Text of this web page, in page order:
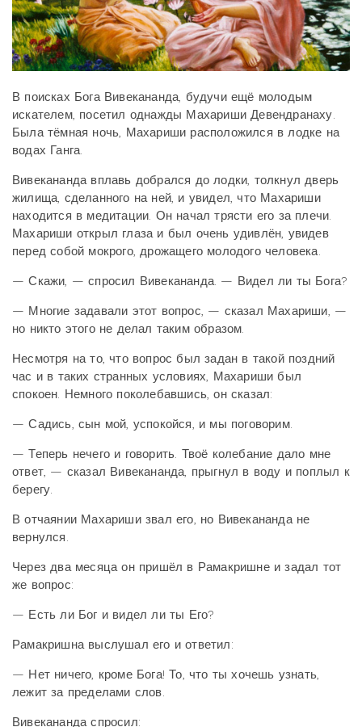
В поисках Бога Вивекананда, будучи ещё молодым
искателем, посетил однажды Махариши Девендранаху.
Была тёмная ночь, Махариши расположился в лодке на
водах Ганга.
Вивекананда вплавь добрался до лодки, толкнул дверь
жилища, сделанного на ней, и увидел, что Махариши
находится в медитации. Он начал трясти его за плечи.
Махариши открыл глаза и был очень удивлён, увидев
перед собой мокрого, дрожащего молодого человека.
— Скажи, — спросил Вивекананда. — Видел ли ты Бога?
— Многие задавали этот вопрос, — сказал Махариши, —
но никто этого не делал таким образом.
Несмотря на то, что вопрос был задан в такой поздний
час и в таких странных условиях, Махариши был
спокоен. Немного поколебавшись, он сказал:
— Садись, сын мой, успокойся, и мы поговорим.
— Теперь нечего и говорить. Твоё колебание дало мне
ответ, — сказал Вивекананда, прыгнул в воду и поплыл к
берегу.
В отчаянии Махариши звал его, но Вивекананда не
вернулся.
Через два месяца он пришёл в Рамакришне и задал тот
же вопрос:
— Есть ли Бог и видел ли ты Его?
Рамакришна выслушал его и ответил:
— Нет ничего, кроме Бога! То, что ты хочешь узнать,
лежит за пределами слов.
Вивекананда спросил: